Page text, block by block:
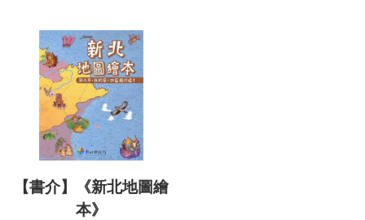
【書介】《新北地圖繪
本》